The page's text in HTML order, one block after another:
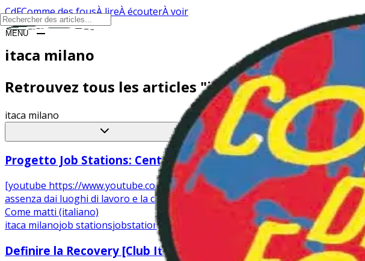
CdFComme des fousÀ lireÀ écouterÀ voir
MENU
itaca milano
Retrouvez tous les articles "itaca milano"
itaca milano
Progetto Job Stations: Centro di lavoro a distanza per persone
[youtube https://www.youtube.com/watch?v=FUIqWliFxBY] Il contesto: la
assenza dai luoghi di lavoro e la cattiva gestione di questo...
Come matti (italiano)
itaca milanojob stationsjobstations
Definire la Recovery [Club Itaca Milano]